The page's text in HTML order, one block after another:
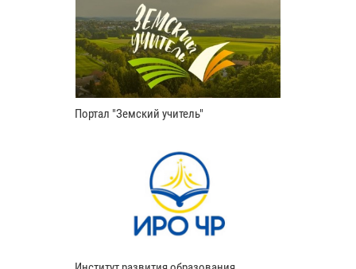
Портал "Земский учитель"